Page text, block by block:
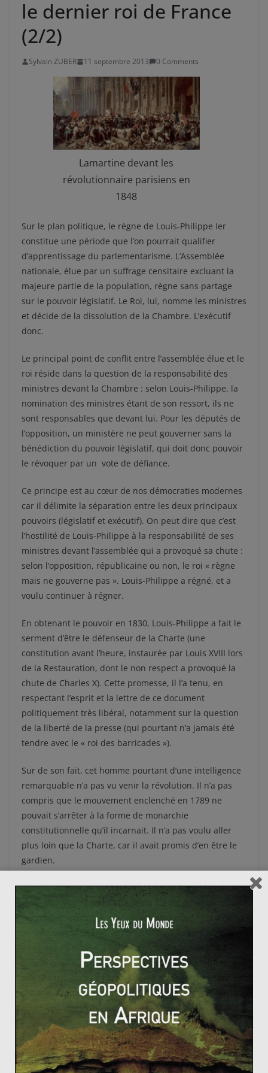
le dernier roi de France
(2/2)
Sylvain ZUBER 11 septembre 2013 0 Comments
Lamartine devant les
révolutionnaire parisiens en
1848
Sur le plan politique, le règne de Louis-Philippe Ier
constitue une période que l’on pourrait qualifier
d’apprentissage du parlementarisme. L’Assemblée
nationale, élue par un suffrage censitaire excluant la
majeure partie de la population, règne sans partage
sur le pouvoir législatif. Le Roi, lui, nomme les ministres
et décide de la dissolution de la Chambre. L’exécutif
donc.
Le principal point de conflit entre l’assemblée élue et le
roi réside dans la question de la responsabilité des
ministres devant la Chambre : selon Louis-Philippe, la
nomination des ministres étant de son ressort, ils ne
sont responsables que devant lui. Pour les députés de
l’opposition, un ministère ne peut gouverner sans la
bénédiction du pouvoir législatif, qui doit donc pouvoir
le révoquer par un vote de défiance.
Ce principe est au cœur de nos démocraties modernes
car il délimite la séparation entre les deux principaux
pouvoirs (législatif et exécutif). On peut dire que c’est
l’hostilité de Louis-Philippe à la responsabilité de ses
ministres devant l’assemblée qui a provoqué sa chute :
selon l’opposition, républicaine ou non, le roi « règne
mais ne gouverne pas ». Louis-Philippe a régné, et a
voulu continuer à régner.
En obtenant le pouvoir en 1830, Louis-Philippe a fait le
serment d’être le défenseur de la Charte (une
constitution avant l’heure, instaurée par Louis XVIII lors
de la Restauration, dont le non respect a provoqué la
chute de Charles X). Cette promesse, il l’a tenu, en
respectant l’esprit et la lettre de ce document
politiquement très libéral, notamment sur la question
de la liberté de la presse (qui pourtant n’a jamais été
tendre avec le « roi des barricades »).
Sur de son fait, cet homme pourtant d’une intelligence
remarquable n’a pas vu venir la révolution. Il n’a pas
compris que le mouvement enclenché en 1789 ne
pouvait s’arrêter à la forme de monarchie
constitutionnelle qu’il incarnait. Il n’a pas voulu aller
plus loin que la Charte, car il avait promis d’en être le
gardien.
Ainsi, il est chassé en 1848, et la IIème République est
instaurée. Roi de la paix, il l’aura été jusqu’au bout : les
historiens reconnaisse que s’il avait autorisé l’armée
(extrêmement fidèle à la monarchie) à « reprendre la
situation en main » il aurait conservé son trône. Il a
refusé le bain de sang, et a donc été chassé. Thiers, qui
a figure majeure de l’opposition à Louis-Philippe en
1848, aura moins de scrupules face aux communards
en 1871…
Terminons par une excellente citation de Guy
Antonetti : « Louis-Philippe a voulu être roi, un vrai roi,
un grand roi. Il a seulement oublié que la France ne